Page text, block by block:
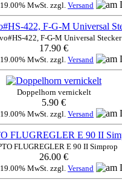
MwSt. zzgl. Versand
422, F-G-M Universal Stecker
17.90 €
MwSt. zzgl. Versand
Doppelhorn vernickelt
5.90 €
MwSt. zzgl. Versand
FLUGREGLER E 90 II Simprop
26.00 €
MwSt. zzgl. Versand